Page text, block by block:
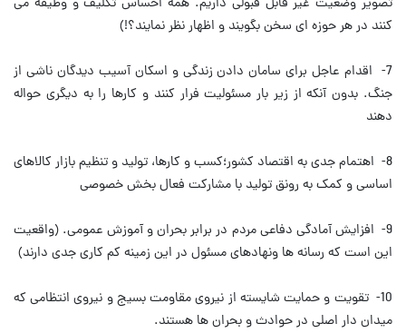
كنند در هر حوزه اى سخن بگويند و اظهار نظر نمايند؟!)
7- اقدام عاجل براى سامان دادن زندگى و اسكان آسيب ديدگان ناشى از
جنگ. بدون آنكه از زير بار مسئوليت فرار كنند و كارها را به ديگرى حواله
دهند
8- اهتمام جدى به اقتصاد كشور؛كسب و كارها، توليد و تنظيم بازار كالاهاى
اساسى و كمک به رونق توليد با مشاركت فعال بخش خصوصى
9- افزايش آمادگى دفاعى مردم در برابر بحران و آموزش عمومى. (واقعيت
اين است كه رسانه ها ونهادهاى مسئول در اين زمينه كم كارى جدى دارند)
10- تقويت و حمايت شايسته از نيروى مقاومت بسيج و نيروى انتظامى كه
ميدان دار اصلى در حوادث و بحران ها هستند.